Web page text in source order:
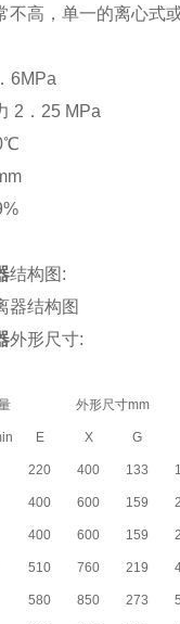
不高，单一的离心式
6MPa
2．25 MPa
结构图:
外形尺寸:
外形尺寸mm
E
X G
220 400 133
400 600 159
400 600 159
510 760 219
580 850 273